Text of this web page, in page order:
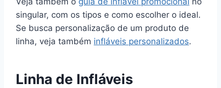
singular, com os tipos e como escolher o ideal.
Se busca personalização de um produto de
linha, veja também infláveis personalizados.
Linha de Infláveis